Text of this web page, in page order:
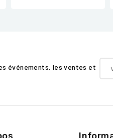
événements, les ventes et